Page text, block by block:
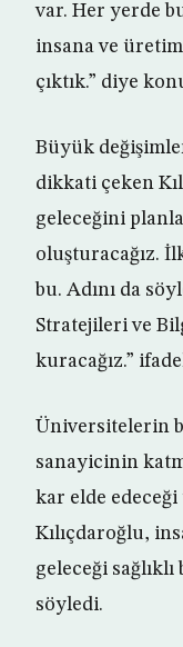
var. Her yerde
insana ve
çıktık.” diye
Büyük
dikkati çeken
geleceğini
oluşturacağız.
bu. Adını da
Stratejileri ve
kuracağız.”
Üniversitelerin
sanayicinin
kar elde
Kılıçdaroğlu,
geleceği
söyledi.